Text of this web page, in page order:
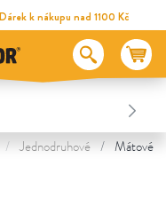
Dárek k nákupu nad 1100 Kč
Jednodruhové Mátové